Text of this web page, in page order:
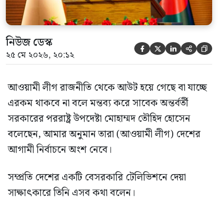
নিউজ ডেস্ক
২৫ মে ২০২৬, ২০:১২     
আওয়ামী লীগ রাজনীতি থেকে আউট হয়ে গেছে বা যাচ্ছে
এরকম থাকবে না বলে মন্তব্য করে সাবেক অন্তর্বর্তী
সরকারের পররাষ্ট্র উপদেষ্টা মোহাম্মদ তৌহিদ হোসেন
বলেছেন, আমার অনুমান তারা (আওয়ামী লীগ) দেশের
আগামী নির্বাচনে অংশ নেবে।
সম্প্রতি দেশের একটি বেসরকারি টেলিভিশনে দেয়া
সাক্ষাৎকারে তিনি এসব কথা বলেন।